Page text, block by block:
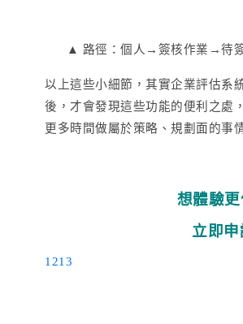
▲ 路徑：個人→簽核作業→待
以上這些小細節，其實企業評估系
後，才會發現這些功能的便利之處
更多時間做屬於策略、規劃面的事
想體驗
立即
1213